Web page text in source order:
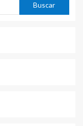
Buscar